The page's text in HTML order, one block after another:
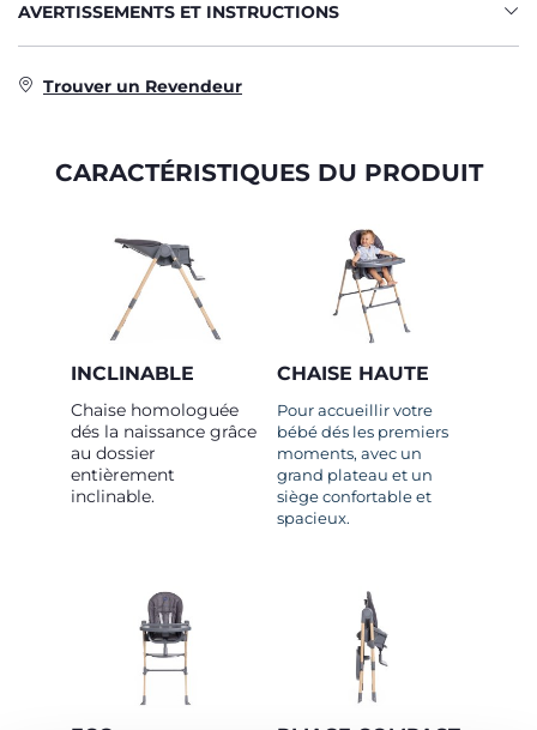
AVERTISSEMENTS ET INSTRUCTIONS
Trouver un Revendeur
CARACTÉRISTIQUES DU PRODUIT
INCLINABLE
Chaise homologuée
dés la naissance grâce
au dossier
entièrement
inclinable.
CHAISE HAUTE
Pour accueillir votre
bébé dés les premiers
moments, avec un
grand plateau et un
siège confortable et
spacieux.